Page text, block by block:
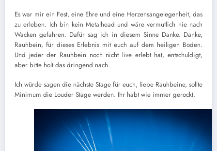
Es war mir ein Fest, eine Ehre und eine Herzensangelegenheit, das
zu erleben. Ich bin kein Metalhead und wäre vermutlich nie nach
Wacken gefahren. Dafür sag ich in diesem Sinne Danke. Danke,
Rauhbein, für dieses Erlebnis mit euch auf dem heiligen Boden.
Und jeder der Rauhbein noch nicht live erlebt hat, entschuldigt,
aber bitte holt das dringend nach.
Ich würde sagen die nächste Stage für euch, liebe Rauhbeine, sollte
Minimum die Louder Stage werden. Ihr habt wie immer gerockt.